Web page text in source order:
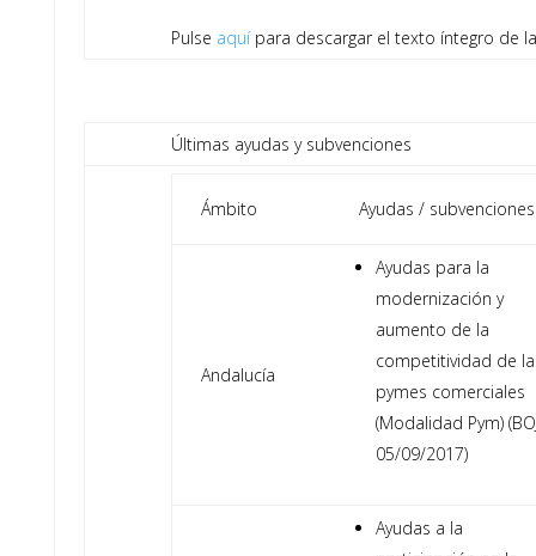
Pulse aquípara descargar el texto íntegro de
Últimas ayudas y subvenciones
Ámbito Ayudas / subvenciones
Andalucía
Ayudas para la
modernización y
aumento de la
competitividad de
pymes comerciales
(Modalidad Pym)
05/09/2017)
Ayudas a la